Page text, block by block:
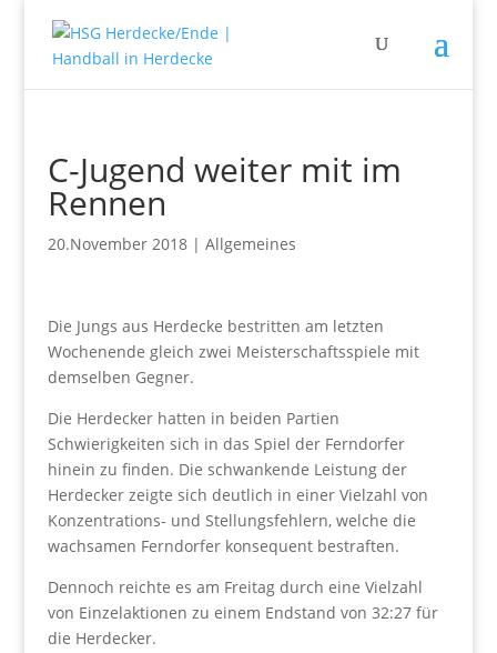
C-Jugend weiter mit im
Rennen
20.November 2018| Allgemeines
Die Jungs aus Herdecke bestritten am letzten
Wochenende gleich zwei Meisterschaftsspiele mit
demselben Gegner.
Die Herdecker hatten in beiden Partien
Schwierigkeiten sich in das Spiel der Ferndorfer
hinein zu finden. Die schwankende Leistung der
Herdecker zeigte sich deutlich in einer Vielzahl von
Konzentrations- und Stellungsfehlern, welche die
wachsamen Ferndorfer konsequent bestraften.
Dennoch reichte es am Freitag durch eine Vielzahl
von Einzelaktionen zu einem Endstand von 32:27 für
die Herdecker.